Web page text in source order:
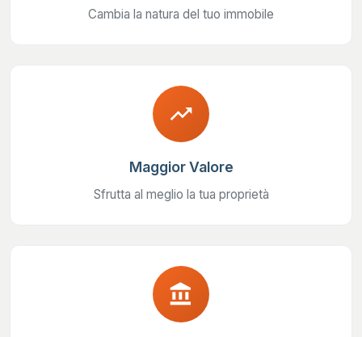
Cambia la natura del tuo immobile
trending_up
Maggior Valore
Sfrutta al meglio la tua proprietà
account_balance